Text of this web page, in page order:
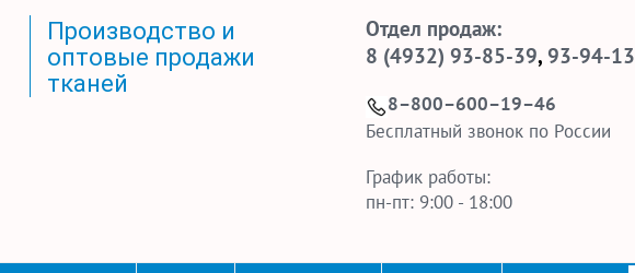
Производство и
оптовые продажи
тканей
Отдел продаж:
8 (4932) 93-85-39, 93-94-13
8–800–600–19–46
Бесплатный звонок по России
График работы:
пн-пт: 9:00 - 18:00